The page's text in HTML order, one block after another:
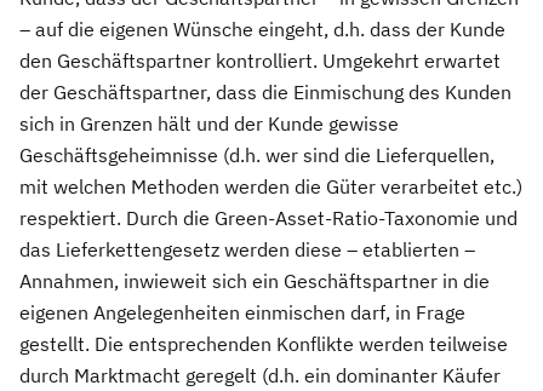
– auf die eigenen Wünsche eingeht, d.h. dass der Kunde
den Geschäftspartner kontrolliert. Umgekehrt erwartet
der Geschäftspartner, dass die Einmischung des Kunden
sich in Grenzen hält und der Kunde gewisse
Geschäftsgeheimnisse (d.h. wer sind die Lieferquellen,
mit welchen Methoden werden die Güter verarbeitet etc.)
respektiert. Durch die Green-Asset-Ratio-Taxonomie und
das Lieferkettengesetz werden diese – etablierten –
Annahmen, inwieweit sich ein Geschäftspartner in die
eigenen Angelegenheiten einmischen darf, in Frage
gestellt. Die entsprechenden Konflikte werden teilweise
durch Marktmacht geregelt (d.h. ein dominanter Käufer